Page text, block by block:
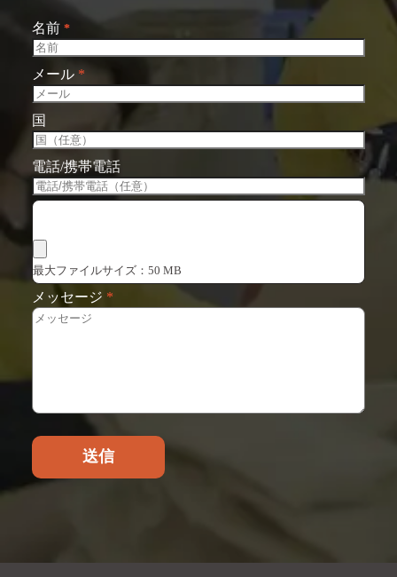
名前 *
メール *
国
電話/携帯電話
最大ファイルサイズ：50 MB
メッセージ *
送信